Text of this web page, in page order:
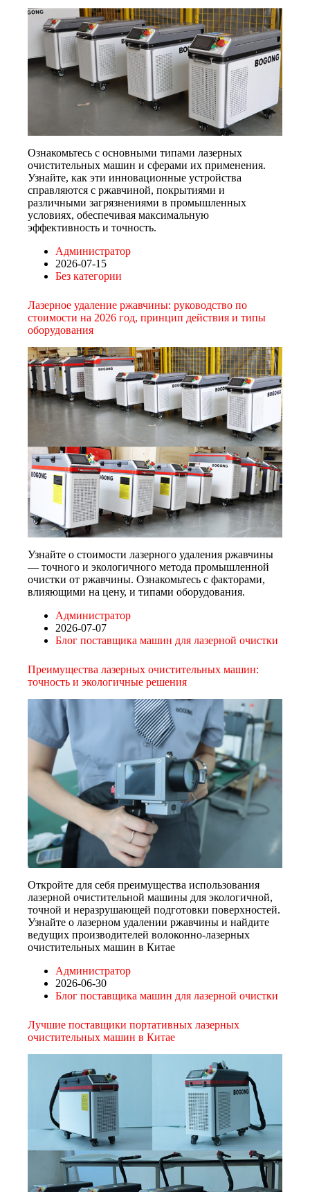
Ознакомьтесь с основными типами лазерных
очистительных машин и сферами их применения.
Узнайте, как эти инновационные устройства
справляются с ржавчиной, покрытиями и
различными загрязнениями в промышленных
условиях, обеспечивая максимальную
эффективность и точность.
Администратор
2026-07-15
Без категории
Лазерное удаление ржавчины: руководство по
стоимости на 2026 год, принцип действия и типы
оборудования
Узнайте о стоимости лазерного удаления ржавчины
— точного и экологичного метода промышленной
очистки от ржавчины. Ознакомьтесь с факторами,
влияющими на цену, и типами оборудования.
Администратор
2026-07-07
Блог поставщика машин для лазерной очистки
Преимущества лазерных очистительных машин:
точность и экологичные решения
Откройте для себя преимущества использования
лазерной очистительной машины для экологичной,
точной и неразрушающей подготовки поверхностей.
Узнайте о лазерном удалении ржавчины и найдите
ведущих производителей волоконно-лазерных
очистительных машин в Китае
Администратор
2026-06-30
Блог поставщика машин для лазерной очистки
Лучшие поставщики портативных лазерных
очистительных машин в Китае